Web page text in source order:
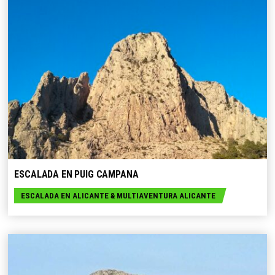
SELECCIONE OPCIONES
ESCALADA EN PUIG CAMPANA
ESCALADA EN ALICANTE & MULTIAVENTURA ALICANTE